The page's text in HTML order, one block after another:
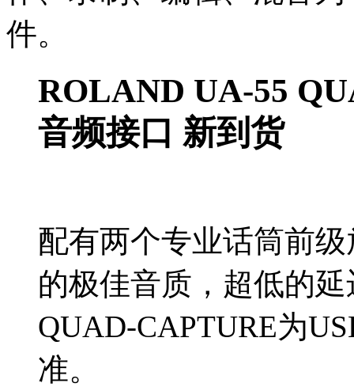
件。
ROLAND UA-55
音频接口 新到货
配有两个专业话筒前
的极佳音质，超低的
QUAD-CAPTURE为
准。